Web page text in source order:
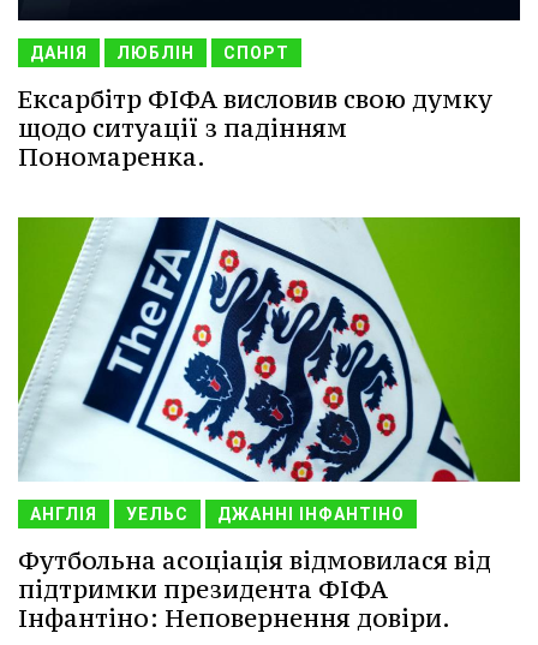
ДАНІЯ ЛЮБЛІН СПОРТ
Ексарбітр ФІФА висловив свою думку
щодо ситуації з падінням
Пономаренка.
АНГЛІЯ УЕЛЬС ДЖАННІ ІНФАНТІНО
Футбольна асоціація відмовилася від
підтримки президента ФІФА
Інфантіно: Неповернення довіри.